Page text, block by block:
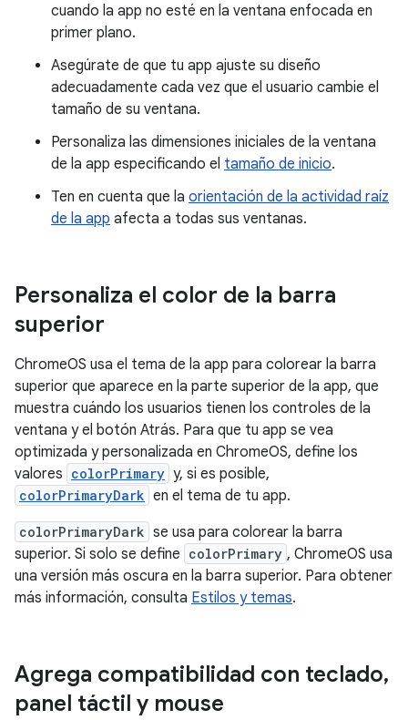
cuando la app no esté en la ventana enfocada en
primer plano.
Asegúrate de que tu app ajuste su diseño
adecuadamente cada vez que el usuario cambie el
tamaño de su ventana.
Personaliza las dimensiones iniciales de la ventana
de la app especificando el tamaño de inicio.
Ten en cuenta que la orientación de la actividad raíz
de la app afecta a todas sus ventanas.
Personaliza el color de la barra
superior
ChromeOS usa el tema de la app para colorear la barra
superior que aparece en la parte superior de la app, que
muestra cuándo los usuarios tienen los controles de la
ventana y el botón Atrás. Para que tu app se vea
optimizada y personalizada en ChromeOS, define los
valores colorPrimary y, si es posible,
colorPrimaryDark en el tema de tu app.
colorPrimaryDark se usa para colorear la barra
superior. Si solo se define colorPrimary , ChromeOS usa
una versión más oscura en la barra superior. Para obtener
más información, consulta Estilos y temas.
Agrega compatibilidad con teclado,
panel táctil y mouse